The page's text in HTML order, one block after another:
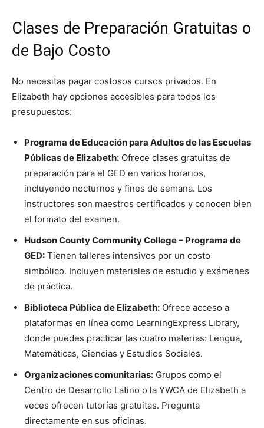
Clases de Preparación Gratuitas o
de Bajo Costo
No necesitas pagar costosos cursos privados. En
Elizabeth hay opciones accesibles para todos los
presupuestos:
Programa de Educación para Adultos de las Escuelas
Públicas de Elizabeth: Ofrece clases gratuitas de
preparación para el GED en varios horarios,
incluyendo nocturnos y fines de semana. Los
instructores son maestros certificados y conocen bien
el formato del examen.
Hudson County Community College – Programa de
GED: Tienen talleres intensivos por un costo
simbólico. Incluyen materiales de estudio y exámenes
de práctica.
Biblioteca Pública de Elizabeth: Ofrece acceso a
plataformas en línea como LearningExpress Library,
donde puedes practicar las cuatro materias: Lengua,
Matemáticas, Ciencias y Estudios Sociales.
Organizaciones comunitarias: Grupos como el
Centro de Desarrollo Latino o la YWCA de Elizabeth a
veces ofrecen tutorías gratuitas. Pregunta
directamente en sus oficinas.